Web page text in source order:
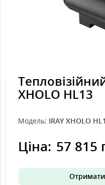
XHOLO HL13
Модель: IRAY XHOLO
Ціна: 57 815